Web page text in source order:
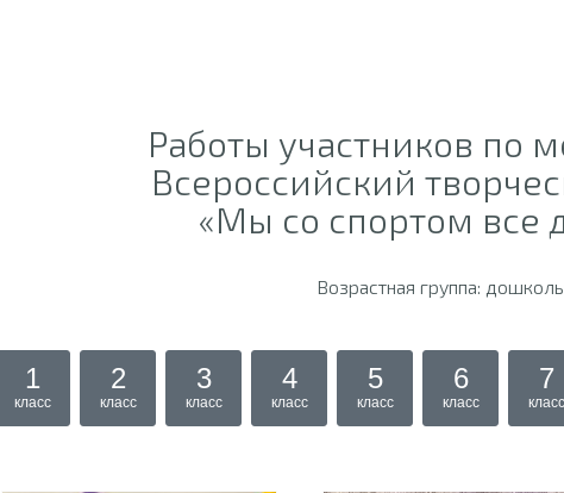
Работы участников по
Всероссийский
«Мы со спортом все
Возрастная группа:
1
класс
2
класс
3
класс
4
класс
5
класс
6
класс
7
класс